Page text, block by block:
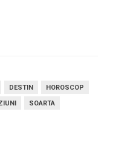
DESTIN
HOROSCOP
SOARTA